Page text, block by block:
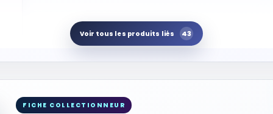
Voir tous les produits liés 43
FICHE COLLECTIONNEUR